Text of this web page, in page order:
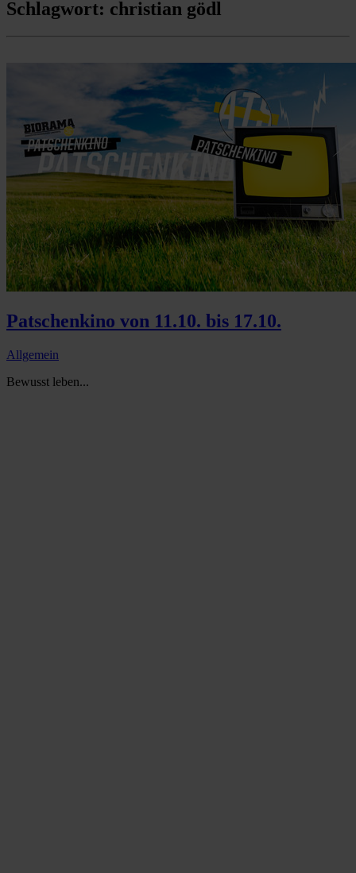
Schlagwort: christian gödl
Patschenkino von 11.10. bis 17.10.
Allgemein
Bewusst leben...